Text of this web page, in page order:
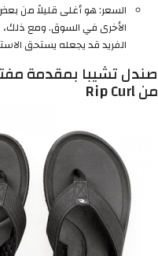
السعر: هو أغلى قليلاً من
الأخرى في السوق. ومع ذلك،
الفريد قد يجعله يستحق
صندل تشيبا بمقدمة
من Rip Curl